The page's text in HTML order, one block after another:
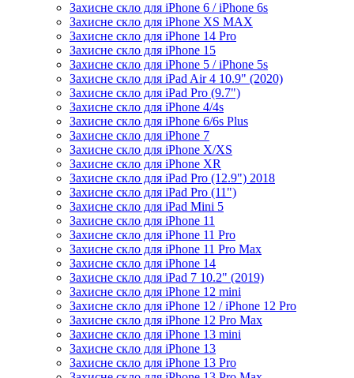
Захисне скло для iPhone 6 / iPhone 6s
Захисне скло для iPhone XS MAX
Захисне скло для iPhone 14 Pro
Захисне скло для iPhone 15
Захисне скло для iPhone 5 / iPhone 5s
Захисне скло для iPad Air 4 10.9" (2020)
Захисне скло для iPad Pro (9.7")
Захисне скло для iPhone 4/4s
Захисне скло для iPhone 6/6s Plus
Захисне скло для iPhone 7
Захисне скло для iPhone X/XS
Захисне скло для iPhone XR
Захисне скло для iPad Pro (12.9") 2018
Захисне скло для iPad Pro (11")
Захисне скло для iPad Mini 5
Захисне скло для iPhone 11
Захисне скло для iPhone 11 Pro
Захисне скло для iPhone 11 Pro Max
Захисне скло для iPhone 14
Захисне скло для iPad 7 10.2" (2019)
Захисне скло для iPhone 12 mini
Захисне скло для iPhone 12 / iPhone 12 Pro
Захисне скло для iPhone 12 Pro Max
Захисне скло для iPhone 13 mini
Захисне скло для iPhone 13
Захисне скло для iPhone 13 Pro